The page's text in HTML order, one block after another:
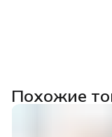
Похожие